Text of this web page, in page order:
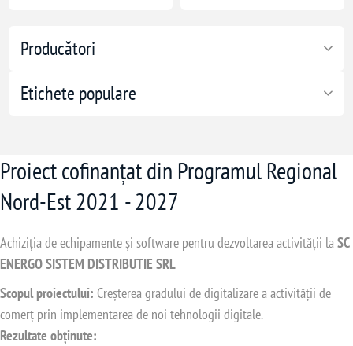
Producători
Etichete populare
Proiect cofinanțat din Programul Regional
Nord-Est 2021 - 2027
Achiziția de echipamente și software pentru dezvoltarea activității laSC
ENERGO SISTEM DISTRIBUTIE SRL
Scopul proiectului: Creșterea gradului de digitalizare a activității de
comerț prin implementarea de noi tehnologii digitale.
Rezultate obținute: